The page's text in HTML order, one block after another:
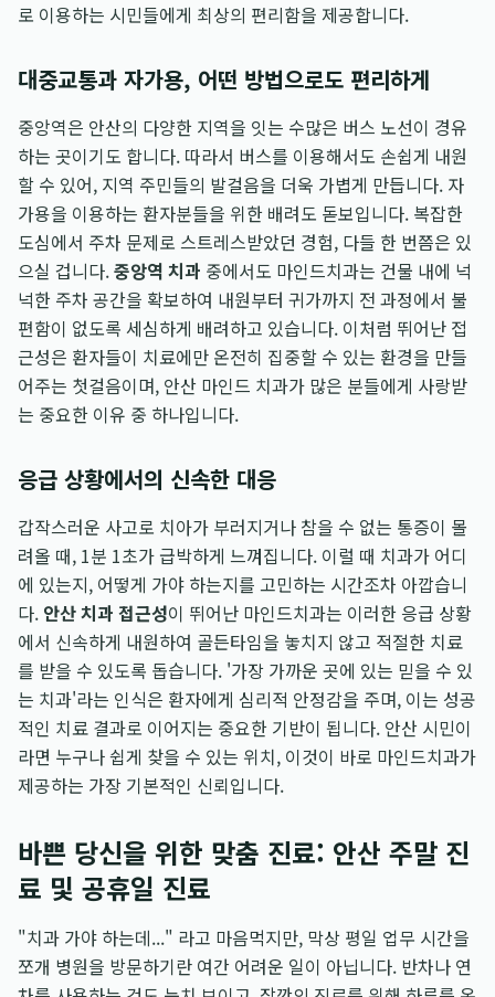
로 이용하는 시민들에게 최상의 편리함을 제공합니다.
대중교통과 자가용, 어떤 방법으로도 편리하게
중앙역은 안산의 다양한 지역을 잇는 수많은 버스 노선이 경유
하는 곳이기도 합니다. 따라서 버스를 이용해서도 손쉽게 내원
할 수 있어, 지역 주민들의 발걸음을 더욱 가볍게 만듭니다. 자
가용을 이용하는 환자분들을 위한 배려도 돋보입니다. 복잡한
도심에서 주차 문제로 스트레스받았던 경험, 다들 한 번쯤은 있
으실 겁니다.중앙역 치과 중에서도 마인드치과는 건물 내에 넉
넉한 주차 공간을 확보하여 내원부터 귀가까지 전 과정에서 불
편함이 없도록 세심하게 배려하고 있습니다. 이처럼 뛰어난 접
근성은 환자들이 치료에만 온전히 집중할 수 있는 환경을 만들
어주는 첫걸음이며, 안산 마인드 치과가 많은 분들에게 사랑받
는 중요한 이유 중 하나입니다.
응급 상황에서의 신속한 대응
갑작스러운 사고로 치아가 부러지거나 참을 수 없는 통증이 몰
려올 때, 1분 1초가 급박하게 느껴집니다. 이럴 때 치과가 어디
에 있는지, 어떻게 가야 하는지를 고민하는 시간조차 아깝습니
다. 안산 치과 접근성이 뛰어난 마인드치과는 이러한 응급 상황
에서 신속하게 내원하여 골든타임을 놓치지 않고 적절한 치료
를 받을 수 있도록 돕습니다. '가장 가까운 곳에 있는 믿을 수 있
는 치과'라는 인식은 환자에게 심리적 안정감을 주며, 이는 성공
적인 치료 결과로 이어지는 중요한 기반이 됩니다. 안산 시민이
라면 누구나 쉽게 찾을 수 있는 위치, 이것이 바로 마인드치과가
제공하는 가장 기본적인 신뢰입니다.
바쁜 당신을 위한 맞춤 진료: 안산 주말 진
료 및 공휴일 진료
"치과 가야 하는데..." 라고 마음먹지만, 막상 평일 업무 시간을
쪼개 병원을 방문하기란 여간 어려운 일이 아닙니다. 반차나 연